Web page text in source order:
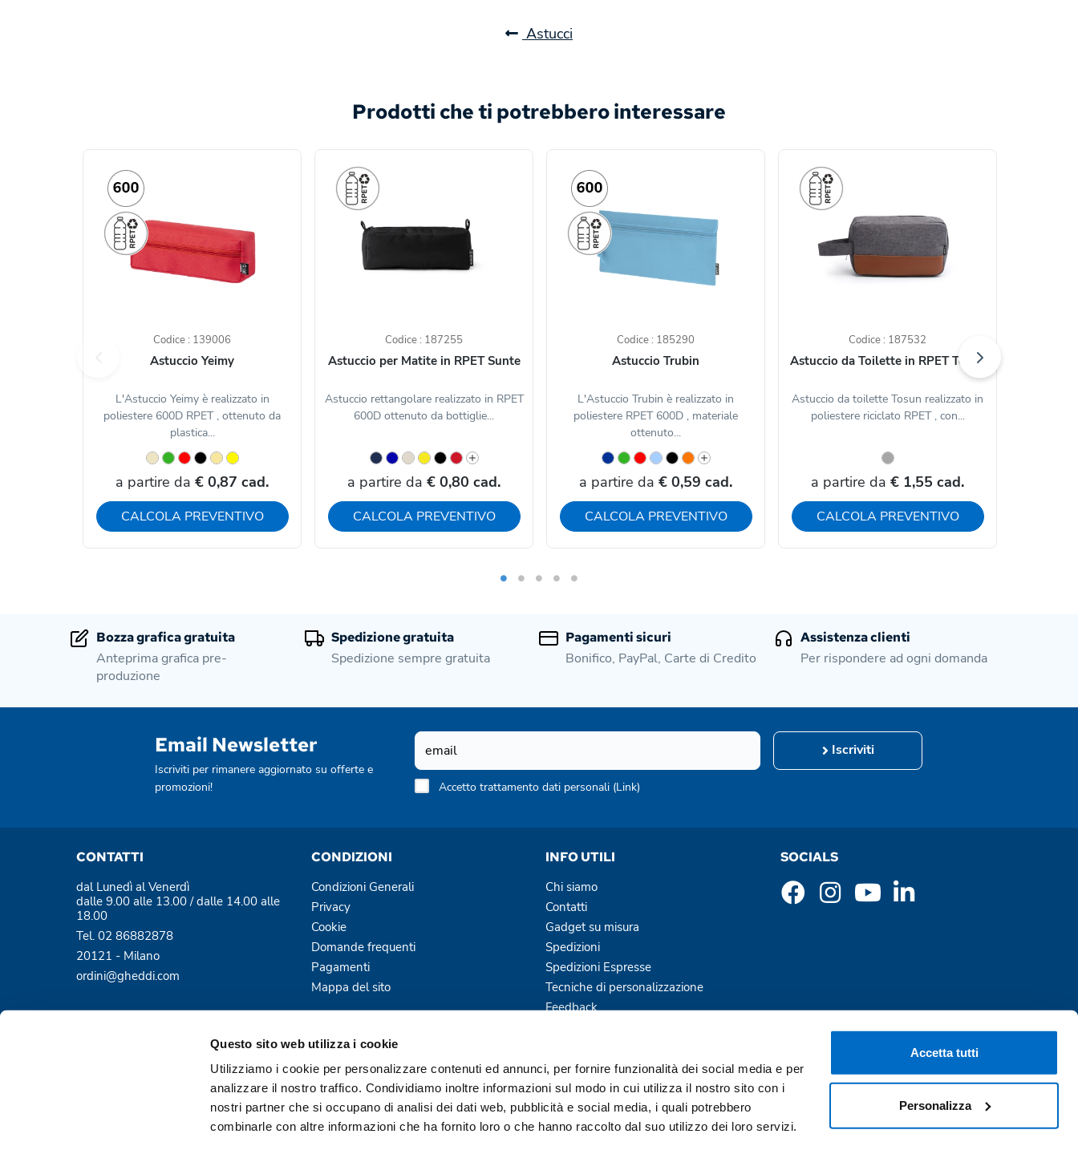
Questo sito web utilizza i cookie
Utilizziamo i cookie per personalizzare contenuti ed annunci, per fornire funzionalità dei social media e per
analizzare il nostro traffico. Condividiamo inoltre informazioni sul modo in cui utilizza il nostro sito con i
nostri partner che si occupano di analisi dei dati web, pubblicità e social media, i quali potrebbero
combinarle con altre informazioni che ha fornito loro o che hanno raccolto dal suo utilizzo dei loro servizi.
Accetta tutti
Personalizza
Astucci
Prodotti che ti potrebbero interessare
Codice : 139006
Astuccio Yeimy
L'Astuccio Yeimy è realizzato in
poliestere 600D RPET , ottenuto da
plastica...
a partire da € 0,87 cad.
CALCOLA PREVENTIVO
Codice : 187255
Astuccio per Matite in RPET Sunte
Astuccio rettangolare realizzato in RPET
600D ottenuto da bottiglie...
a partire da € 0,80 cad.
CALCOLA PREVENTIVO
Codice : 185290
Astuccio Trubin
L'Astuccio Trubin è realizzato in
poliestere RPET 600D , materiale
ottenuto...
a partire da € 0,59 cad.
CALCOLA PREVENTIVO
Codice : 187532
Astuccio da Toilette in RPET Tosun
Astuccio da toilette Tosun realizzato in
poliestere riciclato RPET , con...
a partire da € 1,55 cad.
CALCOLA PREVENTIVO
Bozza grafica gratuita
Anteprima grafica pre-
produzione
Spedizione gratuita
Spedizione sempre gratuita
Pagamenti sicuri
Bonifico, PayPal, Carte di Credito
Assistenza clienti
Per rispondere ad ogni domanda
Email Newsletter
Iscriviti per rimanere aggiornato su offerte e
promozioni!
Iscriviti
Accetto trattamento dati personali (Link)
CONTATTI
dal Lunedì al Venerdì
dalle 9.00 alle 13.00 / dalle 14.00 alle
18.00
Tel. 02 86882878
20121 - Milano
ordini@gheddi.com
CONDIZIONI
Condizioni Generali
Privacy
Cookie
Domande frequenti
Pagamenti
Mappa del sito
INFO UTILI
Chi siamo
Contatti
Gadget su misura
Spedizioni
Spedizioni Espresse
Tecniche di personalizzazione
Feedback
SOCIALS
Pagamenti sicuri e protetti